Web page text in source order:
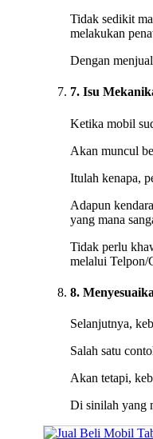
Tidak sedikit
melakukan
Dengan
7. Isu
Ketika mobil
Akan muncul
Itulah kenapa,
Adapun
yang mana
Tidak perlu
melalui Telpon/
8.
Selanjutnya,
Salah satu
Akan tetapi,
Di sinilah yang